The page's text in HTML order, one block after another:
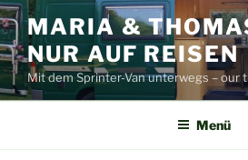
Zum
Inhalt
springen
MARIA &
NUR AUF REISEN
Mit dem Sprinter-Van unterwegs – our
Menü